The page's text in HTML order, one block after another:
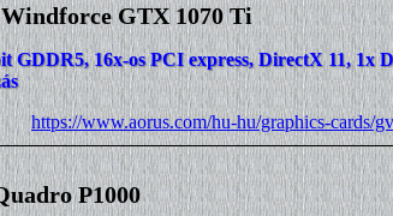
GTX 1070 Ti
GDDR5, 16x-os PCI express, DirectX 11,
https://www.aorus.com/hu-hu/graphics-cards/
P1000